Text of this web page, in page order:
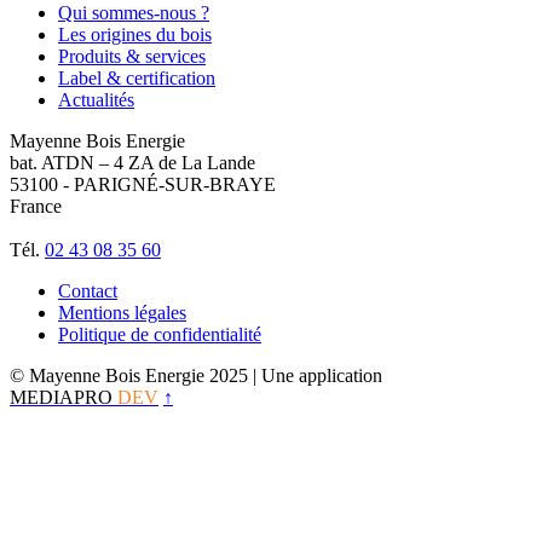
Qui sommes-nous ?
Les origines du bois
Produits & services
Label & certification
Actualités
Mayenne Bois Energie
bat. ATDN – 4 ZA de La Lande
53100 - PARIGNÉ-SUR-BRAYE
France
Tél. 02 43 08 35 60
Contact
Mentions légales
Politique de confidentialité
© Mayenne Bois Energie 2025 | Une application
MEDIAPRO DEV ↑